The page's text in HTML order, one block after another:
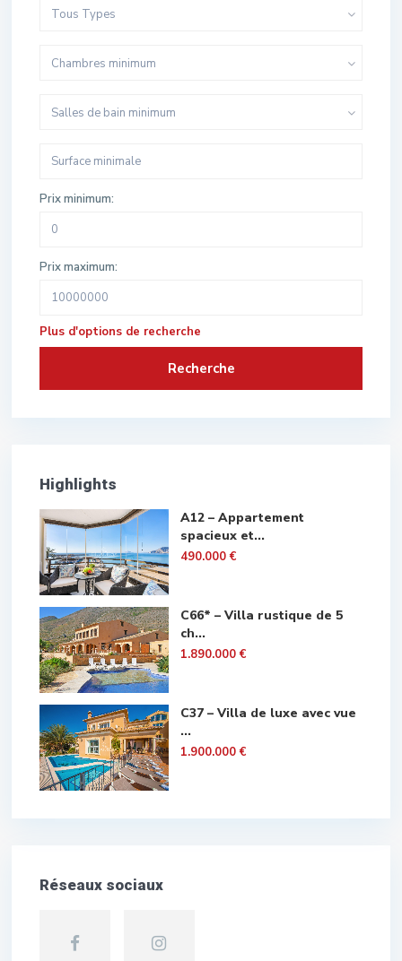
Tous Types
Chambres minimum
Salles de bain minimum
Prix minimum:
Prix maximum:
Plus d'options de recherche
Recherche
Highlights
A12 – Appartement
spacieux et...
490.000 €
C66* – Villa rustique de 5
ch...
1.890.000 €
C37 – Villa de luxe avec vue
...
1.900.000 €
Réseaux sociaux